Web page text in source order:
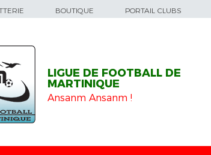
BOUTIQUE PORTAIL CLUBS
LIGUE DE FOOTBALL DE
MARTINIQUE
Ansanm Ansanm !